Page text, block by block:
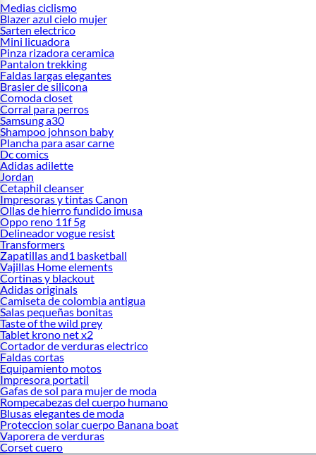
Medias ciclismo
Blazer azul cielo mujer
Sarten electrico
Mini licuadora
Pinza rizadora ceramica
Pantalon trekking
Faldas largas elegantes
Brasier de silicona
Comoda closet
Corral para perros
Samsung a30
Shampoo johnson baby
Plancha para asar carne
Dc comics
Adidas adilette
Jordan
Cetaphil cleanser
Impresoras y tintas Canon
Ollas de hierro fundido imusa
Oppo reno 11f 5g
Delineador vogue resist
Transformers
Zapatillas and1 basketball
Vajillas Home elements
Cortinas y blackout
Adidas originals
Camiseta de colombia antigua
Salas pequeñas bonitas
Taste of the wild prey
Tablet krono net x2
Cortador de verduras electrico
Faldas cortas
Equipamiento motos
Impresora portatil
Gafas de sol para mujer de moda
Rompecabezas del cuerpo humano
Blusas elegantes de moda
Proteccion solar cuerpo Banana boat
Vaporera de verduras
Corset cuero